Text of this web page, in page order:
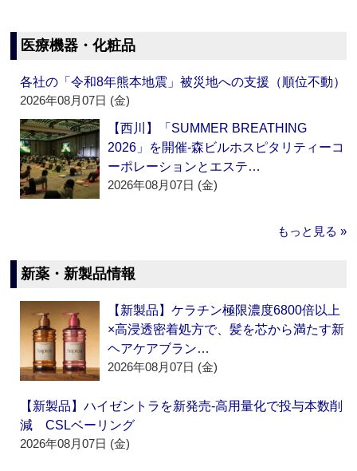
医療機器・化粧品
各社の「令和8年熊本地震」被災地への支援（順位不動）
2026年08月07日 (金)
【西川】「SUMMER BREATHING
2026」を開催‐森ビルホスピタリティーコ
ーポレーションとエステ…
2026年08月07日 (金)
もっと見る »
新薬・新製品情報
【新製品】ケラチン極限濃度6800倍以上
×高浸透密着処方で、髪を芯から満たす新
ヘアケアブラン…
2026年08月07日 (金)
【新製品】ハイゼントラを新発売‐高用量化で投与本数削
減 CSLベーリング
2026年08月07日 (金)